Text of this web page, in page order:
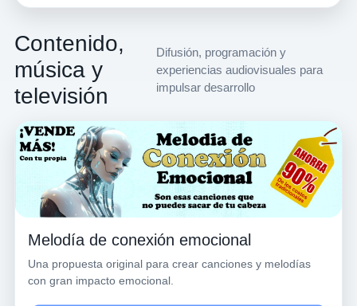
Contenido,
música y
televisión
Difusión, programación y
experiencias audiovisuales para
impulsar desarrollo
Melodía de conexión emocional
Una propuesta original para crear canciones y melodías
con gran impacto emocional.